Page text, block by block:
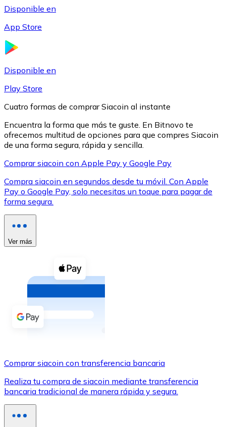
XRP
XRP
Ver todo
Compra criptomonedas con efectivo en tu tienda más
Comprar con efectivo
Transferencia SEPA
Utiliza tarjetas Visa y Mastercard para comprar
Comprar con tarjeta
Disponible en
App Store
Disponible en
Play Store
Cuatro formas de comprar Siacoin al instante
Encuentra la forma que más te guste. En Bitnovo te
ofrecemos multitud de opciones para que compres Siacoin
de una forma segura, rápida y sencilla.
Comprar siacoin con Apple Pay y Google Pay
Compra siacoin en segundos desde tu móvil. Con Apple
Pay o Google Pay, solo necesitas un toque para pagar de
forma segura.
Ver más
Comprar siacoin con transferencia bancaria
Realiza tu compra de siacoin mediante transferencia
bancaria tradicional de manera rápida y segura.